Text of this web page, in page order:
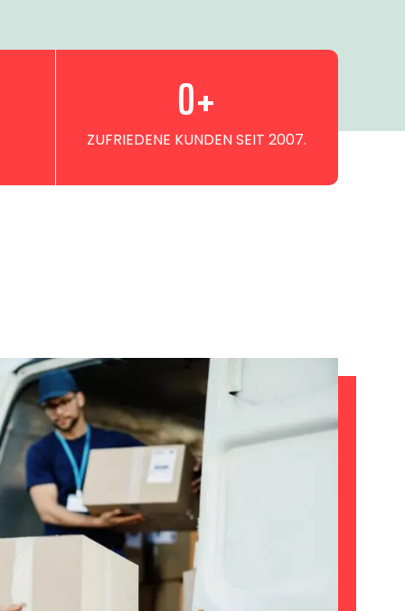
ZUFRIEDENE KUNDEN SEIT 2007.
0+